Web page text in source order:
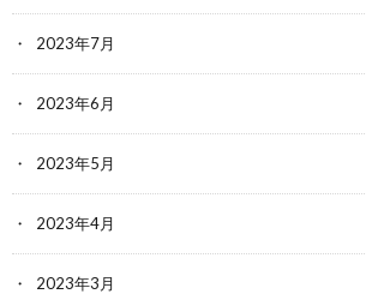
2023年7月
2023年6月
2023年5月
2023年4月
2023年3月